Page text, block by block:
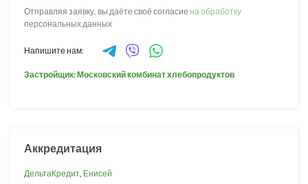
Отправляя заявку, вы даёте своё согласие на обработку
персональных данных
Напишите нам:
Застройщик: Московский комбинат хлебопродуктов
Аккредитация
ДельтаКредит, Енисей